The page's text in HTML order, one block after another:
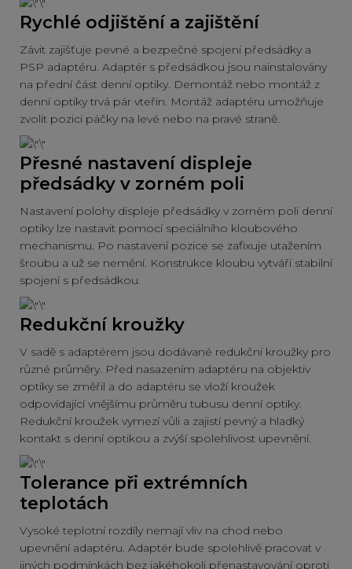
Rychlé odjištění a zajištění
Závit zajišťuje pevné a bezpečné spojení předsádky a
PSP adaptéru. Adaptér s předsádkou jsou nainstalovány
na přední část denní optiky. Demontáž nebo montáž z
denní optiky trvá pár vteřin. Montáž adaptéru umožňuje
zvolit pozici páčky na levé nebo na pravé straně.
Přesné nastavení displeje
předsádky v zorném poli
Nastavení polohy displeje předsádky v zorném poli denní
optiky lze nastavit pomocí speciálního kloubového
mechanismu. Po nastavení pozice se zafixuje utažením
šroubu a už se nemění. Konstrukce kloubu vytváří stabilní
spojení s předsádkou.
Redukční kroužky
V sadě s adaptérem jsou dodávané redukční kroužky pro
různé průměry. Před nasazením adaptéru na objektiv
optiky se změřil a do adaptéru se vloží kroužek
odpovídající vnějšímu průměru tubusu denní optiky.
Redukční kroužek vymezí vůli a zajistí pevný a hladký
kontakt s denní optikou a zvýší spolehlivost upevnění.
Tolerance při extrémních
teplotách
Vysoké teplotní rozdíly nemají vliv na chod nebo
upevnění adaptéru. Adaptér bude spolehlivě pracovat v
jiných podmínkách bez jakéhokoli přenastavování oproti